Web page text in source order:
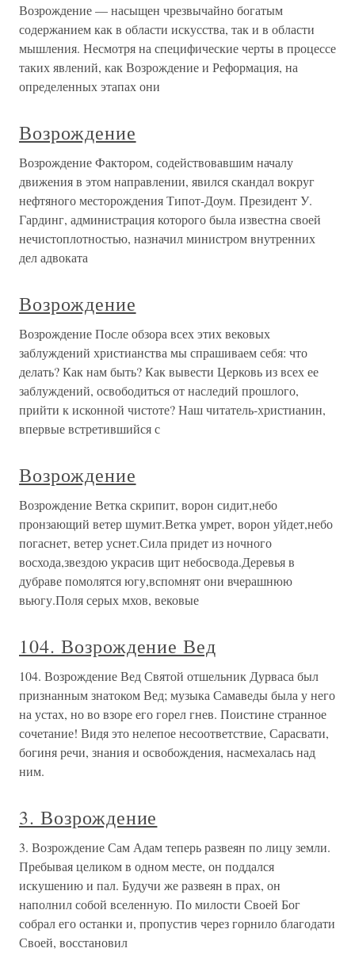
Возрождение — насыщен чрезвычайно богатым
содержанием как в области искусства, так и в области
мышления. Несмотря на специфические черты в процессе
таких явлений, как Возрождение и Реформация, на
определенных этапах они
Возрождение
Возрождение Фактором, содействовавшим началу
движения в этом направлении, явился скандал вокруг
нефтяного месторождения Типот-Доум. Президент У.
Гардинг, администрация которого была известна своей
нечистоплотностью, назначил министром внутренних
дел адвоката
Возрождение
Возрождение После обзора всех этих вековых
заблуждений христианства мы спрашиваем себя: что
делать? Как нам быть? Как вывести Церковь из всех ее
заблуждений, освободиться от наследий прошлого,
прийти к исконной чистоте? Наш читатель-христианин,
впервые встретившийся с
Возрождение
Возрождение Ветка скрипит, ворон сидит,небо
пронзающий ветер шумит.Ветка умрет, ворон уйдет,небо
погаснет, ветер уснет.Сила придет из ночного
восхода,звездою украсив щит небосвода.Деревья в
дубраве помолятся югу,вспомнят они вчерашнюю
вьюгу.Поля серых мхов, вековые
104. Возрождение Вед
104. Возрождение Вед Святой отшельник Дурваса был
признанным знатоком Вед; музыка Самаведы была у него
на устах, но во взоре его горел гнев. Поистине странное
сочетание! Видя это нелепое несоответствие, Сарасвати,
богиня речи, знания и освобождения, насмехалась над
ним.
3. Возрождение
3. Возрождение Сам Адам теперь развеян по лицу земли.
Пребывая целиком в одном месте, он поддался
искушению и пал. Будучи же развеян в прах, он
наполнил собой вселенную. По милости Своей Бог
собрал его останки и, пропустив через горнило благодати
Своей, восстановил